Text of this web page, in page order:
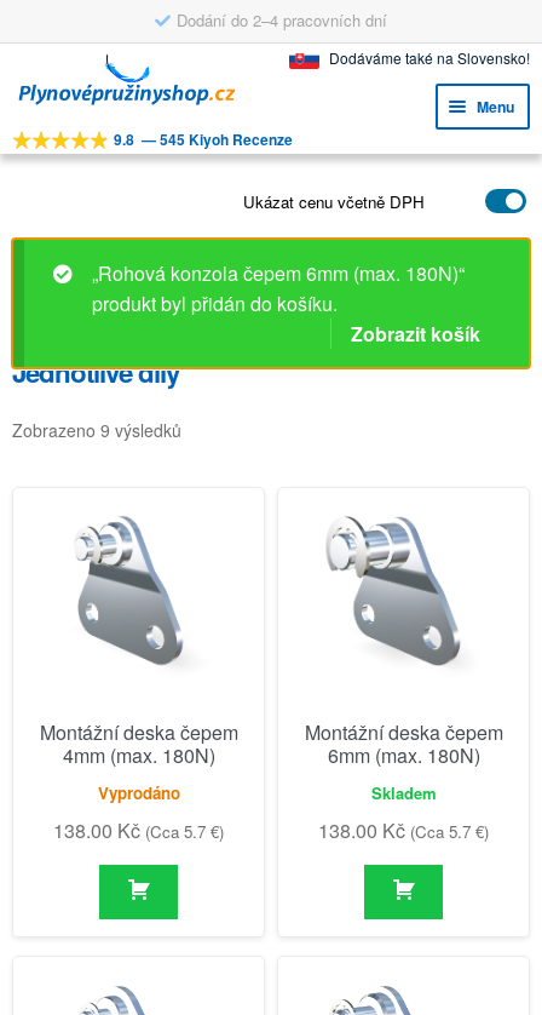
Dodání do 2–4 pracovních dní
na
k
webu
Dodáváme také na Slovensko!
Menu
NÁSTROJE
menu
ZÁKAZNICKÝ SERVIS
9.8 —545 Kiyoh Recenze
Ukázat cenu včetně DPH
„Rohová konzola čepem 6mm (max. 180N)“
produkt byl přidán do košíku.
Zobrazit košík
Jednotlivé díly
Zobrazeno 9 výsledků
Montážní deska čepem
4mm (max. 180N)
Vyprodáno
138.00 Kč (Cca 5.7 €)
Montážní deska čepem
6mm (max. 180N)
Skladem
138.00 Kč (Cca 5.7 €)